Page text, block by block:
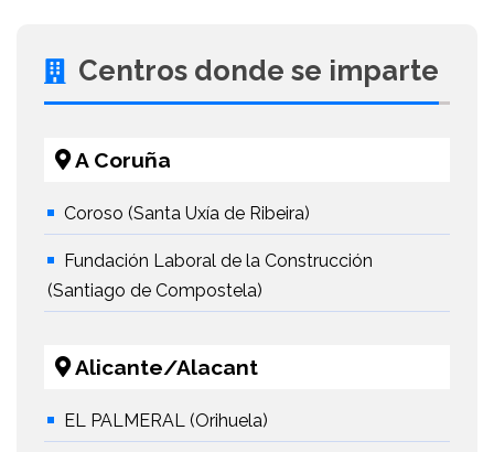
Centros donde se imparte
A Coruña
Coroso (Santa Uxía de Ribeira)
Fundación Laboral de la Construcción
(Santiago de Compostela)
Alicante/Alacant
EL PALMERAL (Orihuela)